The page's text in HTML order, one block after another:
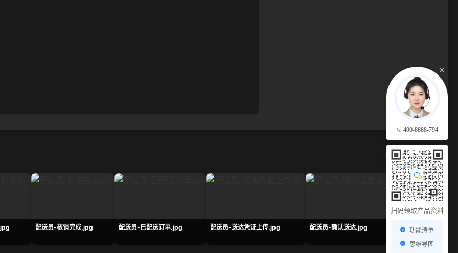
400-8888-794
扫码领取产品资料
功能清单
思维导图
查看更多 →
配送员-核销完成.jpg 配送员-已配送订单.jpg 配送员-送达凭证上传.jpg 配送员-确认送达.jpg
连锁多门店系统-移动
送员-缺省态.png